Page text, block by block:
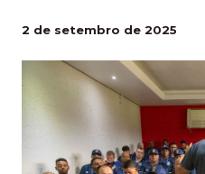
2 de setembro de 2025